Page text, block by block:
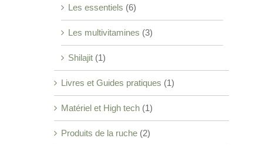
Les essentiels (6)
Les multivitamines (3)
Shilajit (1)
Livres et Guides pratiques (1)
Matériel et High tech (1)
Produits de la ruche (2)